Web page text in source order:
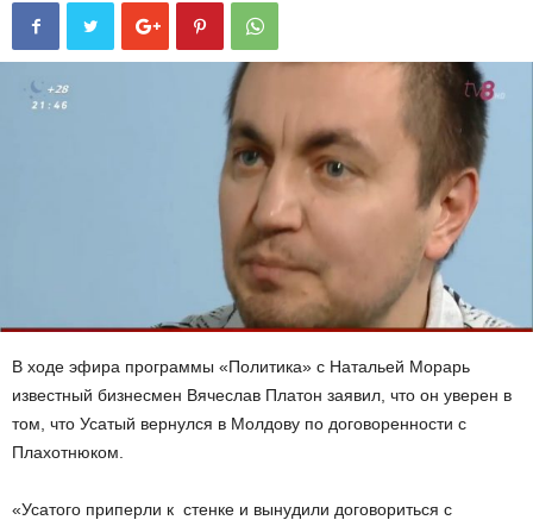
В ходе эфира программы «Политика» с Натальей Морарь
известный бизнесмен Вячеслав Платон заявил, что он уверен в
том, что Усатый вернулся в Молдову по договоренности с
Плахотнюком.
«Усатого приперли к стенке и вынудили договориться с